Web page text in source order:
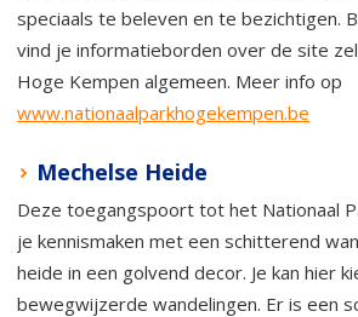
speciaals te beleven en te bezichtigen.
vind je informatieborden over de site
Hoge Kempen algemeen. Meer info op
www.nationaalparkhogekempen.be
Mechelse Heide
Deze toegangspoort tot het Nationaal
je kennismaken met een schitterend
heide in een golvend decor. Je kan hier
bewegwijzerde wandelingen. Er is een